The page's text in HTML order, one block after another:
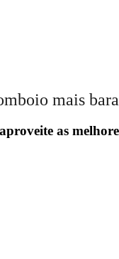
mais
as